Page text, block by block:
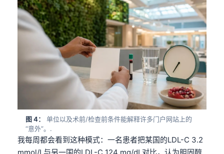
图 4：
单位以及术前/检查前条件能解释许多门户网站上的
“意外”。.
我每周都会看到这种模式：一名患者把某国的LDL-C 3.2
mmol/L与另一国的LDL-C 124 mg/dL对比，认为胆固醇